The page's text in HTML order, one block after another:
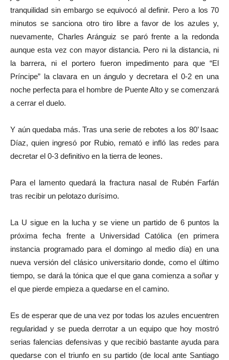
tranquilidad sin embargo se equivocó al definir. Pero a los 70
minutos se sanciona otro tiro libre a favor de los azules y,
nuevamente, Charles Aránguiz se paró frente a la redonda
aunque esta vez con mayor distancia. Pero ni la distancia, ni
la barrera, ni el portero fueron impedimento para que “El
Príncipe” la clavara en un ángulo y decretara el 0-2 en una
noche perfecta para el hombre de Puente Alto y se comenzará
a cerrar el duelo.
Y aún quedaba más. Tras una serie de rebotes a los 80’ Isaac
Díaz, quien ingresó por Rubio, remató e infló las redes para
decretar el 0-3 definitivo en la tierra de leones.
Para el lamento quedará la fractura nasal de Rubén Farfán
tras recibir un pelotazo durísimo.
La U sigue en la lucha y se viene un partido de 6 puntos la
próxima fecha frente a Universidad Católica (en primera
instancia programado para el domingo al medio día) en una
nueva versión del clásico universitario donde, como el último
tiempo, se dará la tónica que el que gana comienza a soñar y
el que pierde empieza a quedarse en el camino.
Es de esperar que de una vez por todas los azules encuentren
regularidad y se pueda derrotar a un equipo que hoy mostró
serias falencias defensivas y que recibió bastante ayuda para
quedarse con el triunfo en su partido (de local ante Santiago